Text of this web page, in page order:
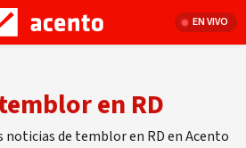
EN VIVO
en RD
de temblor en RD en Acento